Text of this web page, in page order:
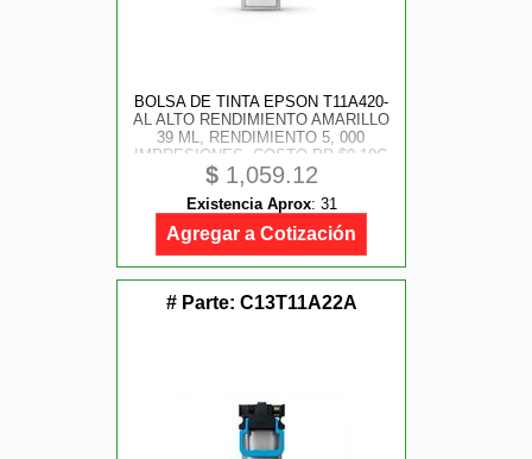
BOLSA DE TINTA EPSON T11A420-
AL ALTO RENDIMIENTO AMARILLO
39 ML, RENDIMIENTO 5, 000
IMPRESIONES, COSTO PP $0.19C
$1,059.12
Existencia Aprox: 31
Agregar a Cotización
# Parte: C13T11A22A